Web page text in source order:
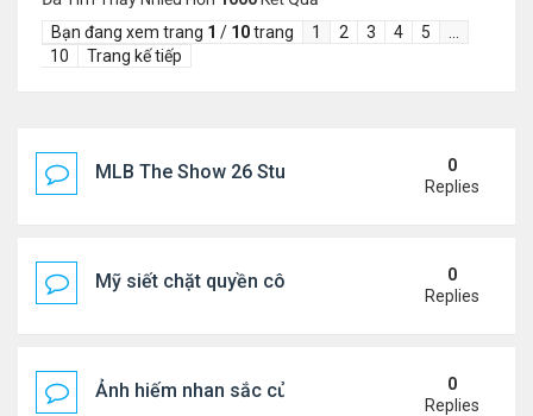
Bạn đang xem trang 1 / 10trang 1 2 3 4 5
10
Trang kế tiếp
MLB The Show 26 Stubs Tips for Efficient
0
Replies
Mỹ siết chặt quyền công dân theo nơi sinh, mở
0
Replies
Ảnh hiếm nhan sắc của Thẩm Thuý Hằng0
Replies